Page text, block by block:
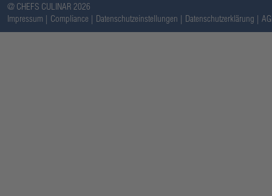
@ CHEFS CULINAR 2026
Impressum
Compliance Datenschutzeinstellungen Datenschutzerklärung